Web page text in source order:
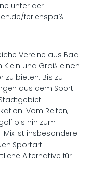
unter der
ferienspaß
Vereine aus Bad
und Groß einen
bieten. Bis zu
aus dem Sport-
Vom Reiten,
bis hin zum
ist insbesondere
Sportart
Alternative für